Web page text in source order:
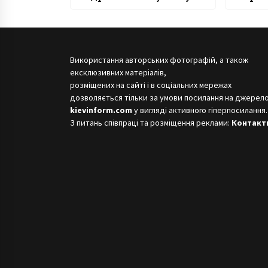
Використання авторських фотографій, а також
ексклюзивних матеріалів,
розміщених на сайті і в соціальних мережах
дозволяється тільки за умови посилання на
kievinform.com у вигляді активного гіперпосилання.
З питань співпраці та розміщення реклами: